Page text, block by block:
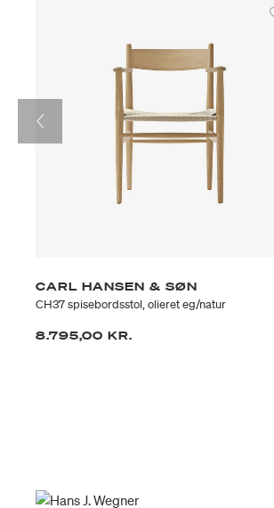
CARL HANSEN & SØN
CH37 spisebordsstol, olieret eg/natur
8.795,00 KR.